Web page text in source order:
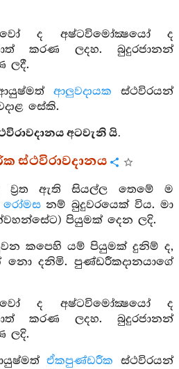
ද අෂ්ටවිමෝක්‍ෂයෝ ද
කරණ ලදහ. බුදුරජානන්
ලදී.
ආලුවදායක ස්ථවිරයන්
සේකි.
අටවැනි යි.
ස්ථවිරාවදානය
ව්‍රත ඇති සියල්ල තෙමේ ම
රෝමසනම් බුදුවරයෙක් විය. මා
පියුමක් දෙන ලදි.
කපෙහි යම් පියුමක් දුනිම් ද,
නො දනිමි. පුණ්ඩරීකදානයාගේ
ද අෂ්ටවිමෝක්‍ෂයෝ ද
කරණ ලදහ. බුදුරජානන්
ලදි.
ඒකපුණ්ඩරීක ස්ථවිරයන්